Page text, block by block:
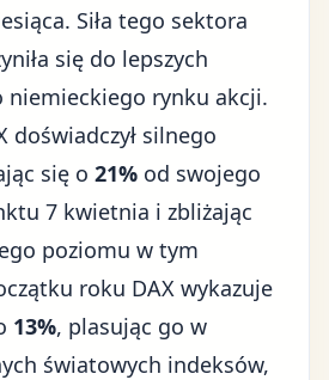
Siła tego sektora
się do lepszych
niemieckiego rynku akcji.
doświadczył silnego
się o 21% od swojego
7 kwietnia i zbliżając
poziomu w tym
roku DAX wykazuje
13%, plasując go w
światowych indeksów,